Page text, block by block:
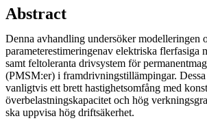
Abstract
Denna avhandling undersöker modelleringen
parameterestimeringenav elektriska flerfasiga
samt feltoleranta drivsystem för
(PMSM:er) i framdrivningstillämpingar.
vanligtvis ett brett hastighetsomfång med
överbelastningskapacitet och hög
ska uppvisa hög driftsäkerhet.